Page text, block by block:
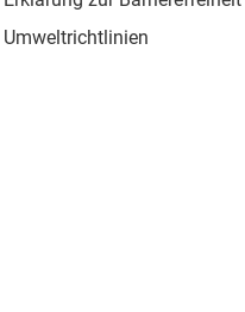
Umweltrichtlinien